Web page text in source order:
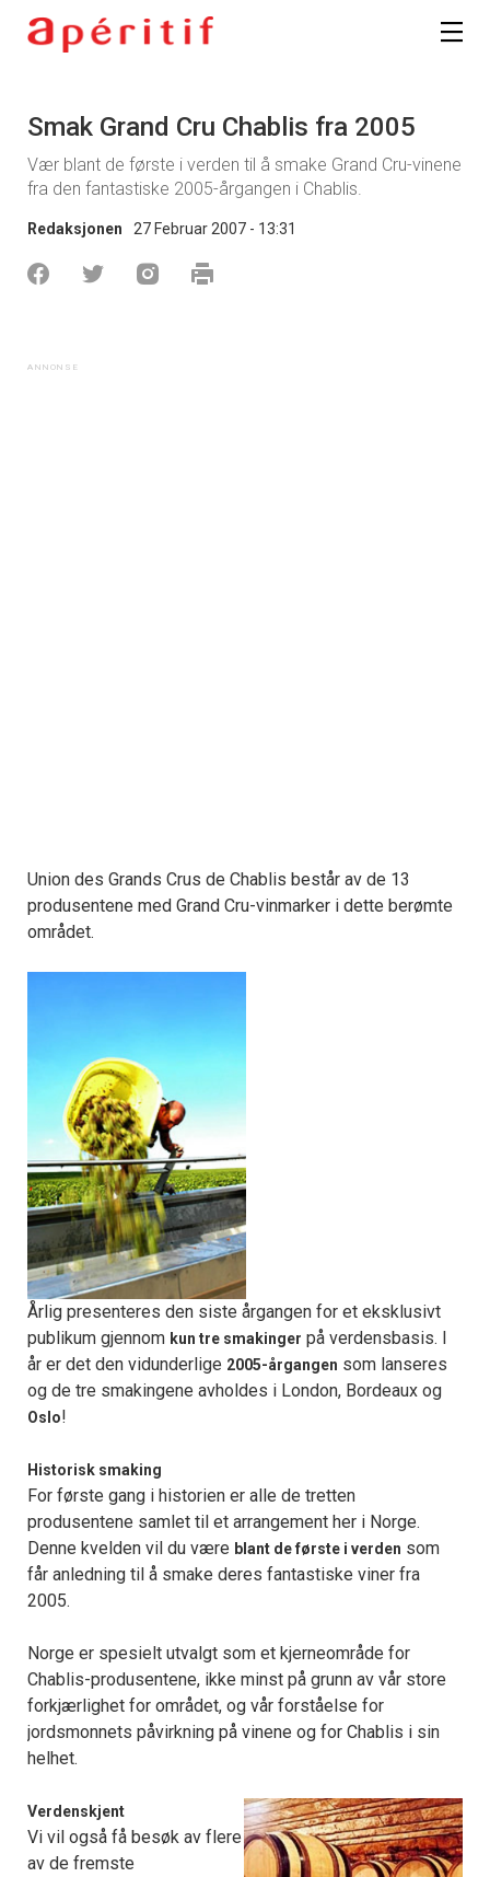
Smak Grand Cru Chablis fra 2005
Vær blant de første i verden til å smake Grand Cru-vinene
fra den fantastiske 2005-årgangen i Chablis.
Redaksjonen 27 Februar 2007 - 13:31
Union des Grands Crus de Chablis består av de 13
produsentene med Grand Cru-vinmarker i dette berømte
området.
Årlig presenteres den siste årgangen for et eksklusivt
publikum gjennom kun tre smakinger på verdensbasis. I
år er det den vidunderlige 2005-årgangen som lanseres
og de tre smakingene avholdes i London, Bordeaux og
Oslo!
Historisk smaking
For første gang i historien er alle de tretten
produsentene samlet til et arrangement her i Norge.
Denne kvelden vil du være blant de første i verden som
får anledning til å smake deres fantastiske viner fra
2005.
Norge er spesielt utvalgt som et kjerneområde for
Chablis-produsentene, ikke minst på grunn av vår store
forkjærlighet for området, og vår forståelse for
jordsmonnets påvirkning på vinene og for Chablis i sin
helhet.
Verdenskjent
Vi vil også få besøk av flere
av de fremste